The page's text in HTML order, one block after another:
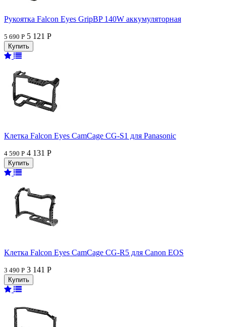
Рукоятка Falcon Eyes GripBP 140W аккумуляторная
5 690 Р 5 121 Р
Клетка Falcon Eyes CamCage CG-S1 для Panasonic
4 590 Р 4 131 Р
Клетка Falcon Eyes CamCage CG-R5 для Canon EOS
3 490 Р 3 141 Р